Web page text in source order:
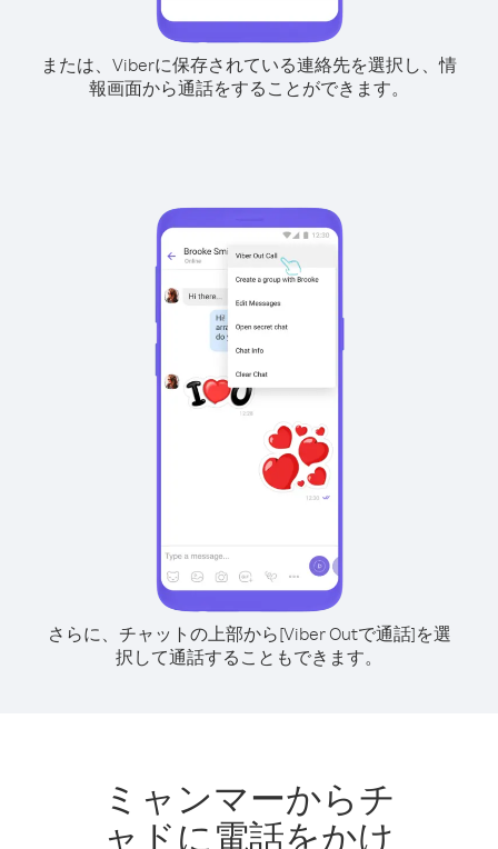
または、Viberに保存されている連絡先を選択し、情
報画面から通話をすることができます。
さらに、チャットの上部から[Viber Outで通話]を選
択して通話することもできます。
ミャンマーからチ
ャドに電話をかけ